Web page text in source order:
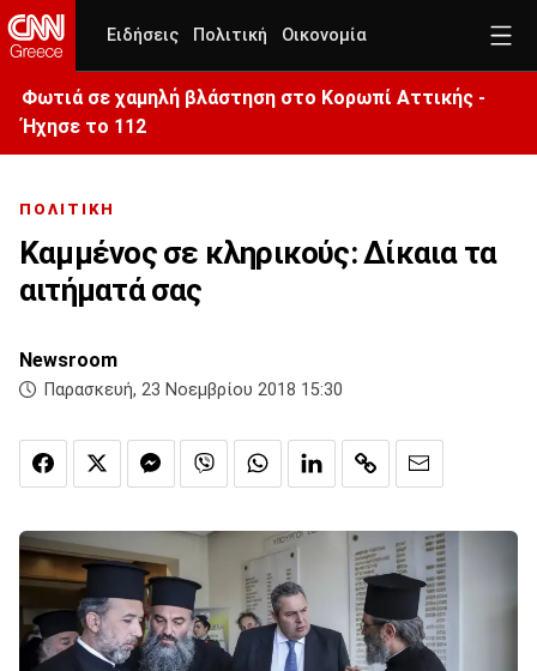
Ειδήσεις Πολιτική Οικονομία
Φωτιά σε χαμηλή βλάστηση στο Κορωπί Αττικής -
Ήχησε το 112
ΠΟΛΙΤΙΚΗ
Καμμένος σε κληρικούς: Δίκαια τα
αιτήματά σας
Newsroom
Παρασκευή, 23 Νοεμβρίου 2018 15:30